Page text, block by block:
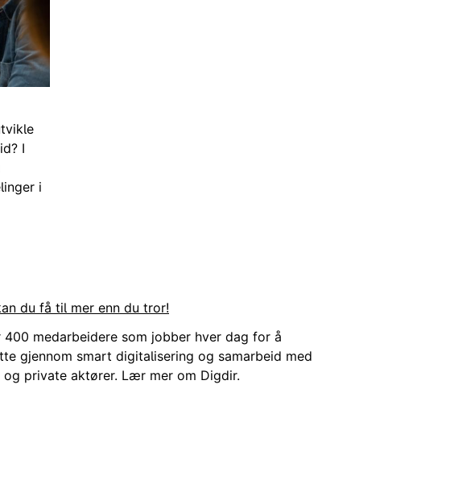
I
i
du få til mer enn du tror!
400 medarbeidere som jobber hver dag for å
gjennom smart digitalisering og samarbeid med
private aktører. Lær mer om Digdir.